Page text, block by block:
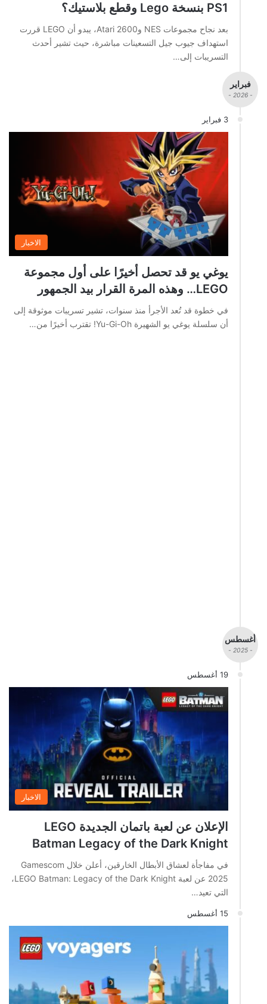
PS1 بنسخة Lego وقطع بلاستيك؟
بعد نجاح مجموعات NES وAtari 2600، يبدو أن LEGO قررت
استهداف جيوب جيل التسعينات مباشرة، حيث تشير أحدث
التسريبات إلى…
فبراير
- 2026 -
3 فبراير
الاخبار
يوغي يو قد تحصل أخيرًا على أول مجموعة
LEGO… وهذه المرة القرار بيد الجمهور
في خطوة قد تُعد الأجرأ منذ سنوات، تشير تسريبات موثوقة إلى
أن سلسلة يوغي يو الشهيرة Yu-Gi-Oh! تقترب أخيرًا من…
أغسطس
- 2025 -
19 أغسطس
الاخبار
الإعلان عن لعبة باتمان الجديدة LEGO
Batman Legacy of the Dark Knight
في مفاجأة لعشاق الأبطال الخارقين، أعلن خلال Gamescom
2025 عن لعبة LEGO Batman: Legacy of the Dark Knight،
التي تعيد…
15 أغسطس